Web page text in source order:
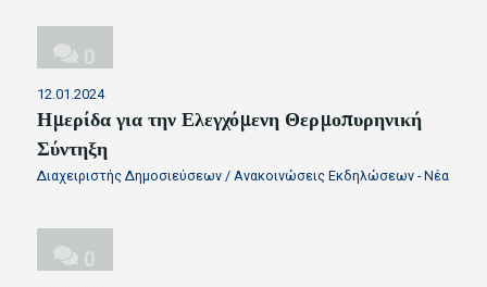
0
12.01.2024
Ημερίδα για την Ελεγχόμενη Θερμοπυρηνική
Σύντηξη
Διαχειριστής Δημοσιεύσεων / Ανακοινώσεις Εκδηλώσεων - Νέα
0